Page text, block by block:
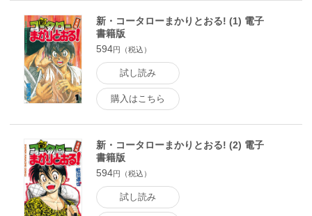
新・コータローまかりとおる! (1) 電子
書籍版
594円（税込）
試し読み
購入はこちら
新・コータローまかりとおる! (2) 電子
書籍版
594円（税込）
試し読み